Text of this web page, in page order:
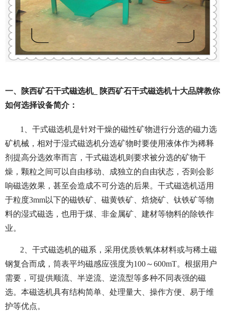
一、陕西矿石干式磁选机_ 陕西矿石干式磁选机十大品牌教你
如何选择设备简介：
1、干式磁选机是针对干燥的磁性矿物进行分选的磁力选
矿机械，相对于湿式磁选机分选矿物时要使用液体作为稀释
剂提高分选效率而言，干式磁选机则要求被分选的矿物干
燥，颗粒之间可以自由移动、成独立的自由状态，否则会影
响磁选效果，甚至会造成不可分选的后果。干式磁选机适用
于粒度3mm以下的磁铁矿、磁黄铁矿、焙烧矿、钛铁矿等物
料的湿式磁选，也用于煤、非金属矿、建材等物料的除铁作
业。
2、干式磁选机的磁系，采用优质铁氧体材料或与稀土磁
钢复合而成，筒表平均磁感应强度为100～600mT。根据用户
需要，可提供顺流、半逆流、逆流型等多种不同表强的磁
选。本磁选机具有结构简单、处理量大、操作方便、易于维
护等优点。